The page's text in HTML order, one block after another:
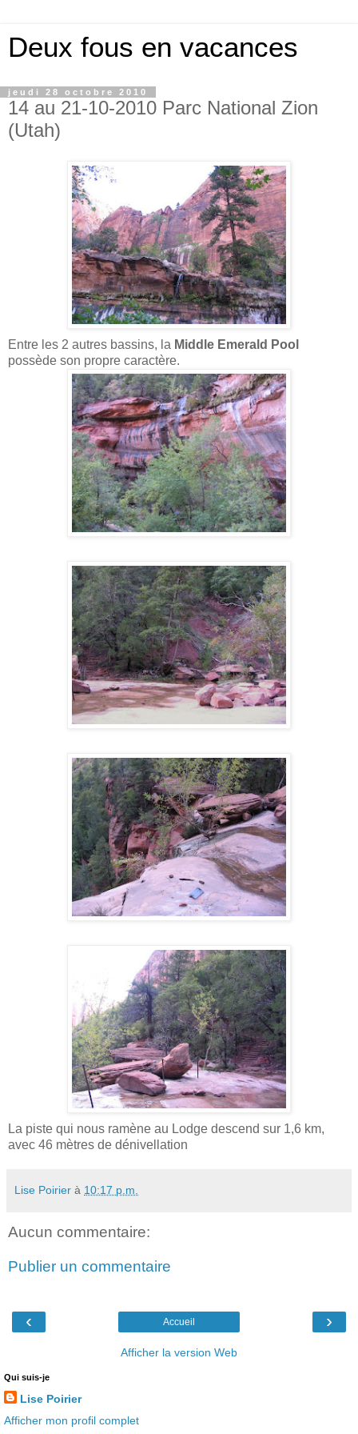
Deux fous en vacances
jeudi 28 octobre 2010
14 au 21-10-2010 Parc National Zion
(Utah)
Entre les 2 autres bassins, la Middle Emerald Pool
possède son propre caractère.
La piste qui nous ramène au Lodge descend sur 1,6 km,
avec 46 mètres de dénivellation
Lise Poirier à 10:17 p.m.
Aucun commentaire:
Publier un commentaire
‹ ›
Accueil
Afficher la version Web
Qui suis-je
Lise Poirier
Afficher mon profil complet